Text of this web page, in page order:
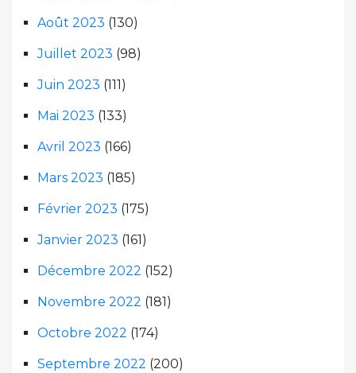
Août 2023 (130)
Juillet 2023 (98)
Juin 2023 (111)
Mai 2023 (133)
Avril 2023 (166)
Mars 2023 (185)
Février 2023 (175)
Janvier 2023 (161)
Décembre 2022 (152)
Novembre 2022 (181)
Octobre 2022 (174)
Septembre 2022 (200)